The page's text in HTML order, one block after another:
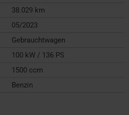
38.029 km
05/2023
Gebrauchtwagen
100 kW / 136 PS
1500 ccm
Benzin